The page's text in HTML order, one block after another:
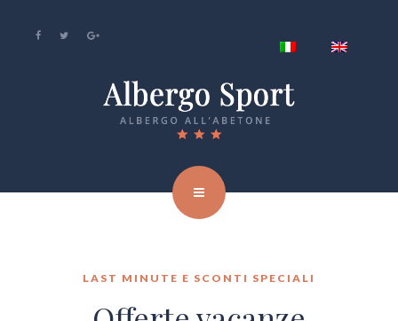
LAST MINUTE E SCONTI SPECIALI